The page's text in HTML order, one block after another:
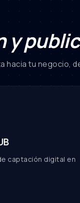
y
hacia tu negocio,
captación digital en